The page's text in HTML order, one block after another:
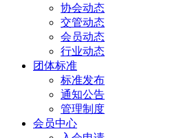
协会动态
交管动态
会员动态
行业动态
团体标准
标准发布
通知公告
管理制度
会员中心